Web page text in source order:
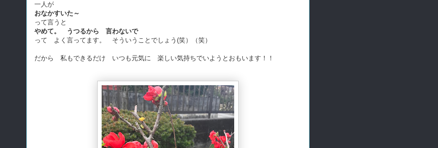
一人が
おなかすいた～
って言うと
やめて。 うつるから 言わないで
って よく言ってます。 そういうことでしょう(笑）（笑）
だから 私もできるだけ いつも元気に 楽しい気持ちでいようとおもいます！！